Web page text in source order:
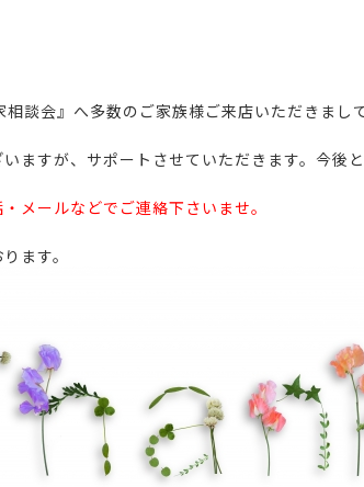
相談会』へ多数のご家族様ご来店いただきまし
ますが、サポートさせていただきます。今後
メールなどでご連絡下さいませ。
ます。